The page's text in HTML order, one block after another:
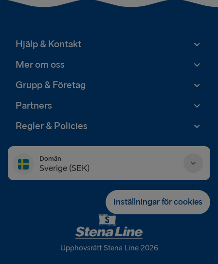
Hjälp & Kontakt
Mer om oss
Grupp & Företag
Partners
Regler & Policies
Domän
Sverige (SEK)
Inställningar för cookies
Upphovsrätt Stena Line 2026